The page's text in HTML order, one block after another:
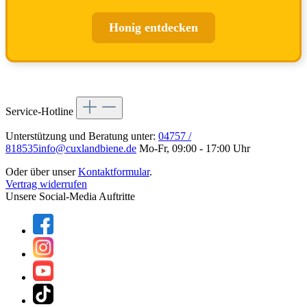
Honig entdecken
Service-Hotline
Unterstützung und Beratung unter: 04757 /
818535info@cuxlandbiene.de Mo-Fr, 09:00 - 17:00 Uhr
Oder über unserKontaktformular.
Vertrag widerrufen
Unsere Social-Media Auftritte